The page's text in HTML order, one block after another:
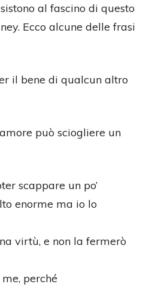
al fascino di questo
Ecco alcune delle frasi
il bene di qualcun altro
può sciogliere un
scappare un po’
enorme ma io lo
virtù, e non la fermerò
perché